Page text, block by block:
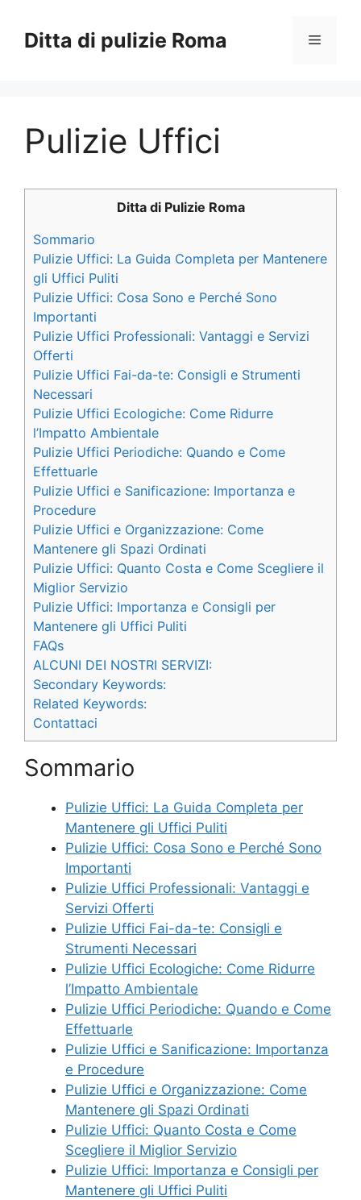
contenuto
Ditta di pulizie Roma Menu
Pulizie Uffici
Ditta di Pulizie Roma
Sommario
Pulizie Uffici: La Guida Completa per Mantenere
gli Uffici Puliti
Pulizie Uffici: Cosa Sono e Perché Sono
Importanti
Pulizie Uffici Professionali: Vantaggi e Servizi
Offerti
Pulizie Uffici Fai-da-te: Consigli e Strumenti
Necessari
Pulizie Uffici Ecologiche: Come Ridurre
l’Impatto Ambientale
Pulizie Uffici Periodiche: Quando e Come
Effettuarle
Pulizie Uffici e Sanificazione: Importanza e
Procedure
Pulizie Uffici e Organizzazione: Come
Mantenere gli Spazi Ordinati
Pulizie Uffici: Quanto Costa e Come Scegliere il
Miglior Servizio
Pulizie Uffici: Importanza e Consigli per
Mantenere gli Uffici Puliti
FAQs
ALCUNI DEI NOSTRI SERVIZI:
Secondary Keywords:
Related Keywords:
Contattaci
Sommario
Pulizie Uffici: La Guida Completa per
Mantenere gli Uffici Puliti
Pulizie Uffici: Cosa Sono e Perché Sono
Importanti
Pulizie Uffici Professionali: Vantaggi e
Servizi Offerti
Pulizie Uffici Fai-da-te: Consigli e
Strumenti Necessari
Pulizie Uffici Ecologiche: Come Ridurre
l’Impatto Ambientale
Pulizie Uffici Periodiche: Quando e Come
Effettuarle
Pulizie Uffici e Sanificazione: Importanza
e Procedure
Pulizie Uffici e Organizzazione: Come
Mantenere gli Spazi Ordinati
Pulizie Uffici: Quanto Costa e Come
Scegliere il Miglior Servizio
Pulizie Uffici: Importanza e Consigli per
Mantenere gli Uffici Puliti